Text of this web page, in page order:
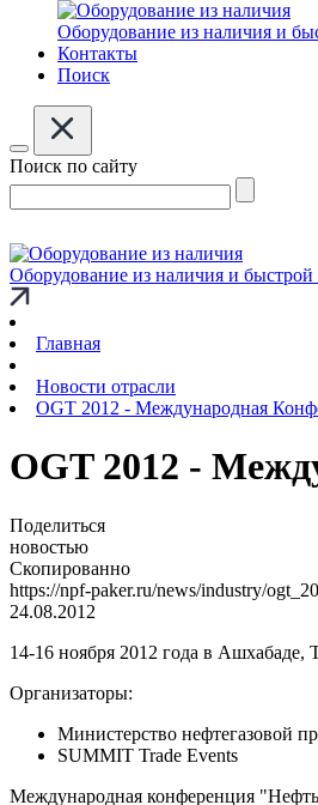
Оборудование из наличия и
Контакты
Поиск
Поиск по сайту
Оборудование из наличия и быстрой
Главная
Новости отрасли
OGT 2012 - Международная
OGT 2012 -
Поделиться
новостью
Скопированно
https://npf-paker.ru/news/industry/
24.08.2012
14-16 ноября 2012 года в
Организаторы:
Министерство нефтегазовой
SUMMIT Trade Events
Международная конференция